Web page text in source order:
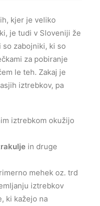
kjer je veliko
je tudi v Sloveniji že
zabojniki, ki so
za pobiranje
le teh. Zakaj je
iztrebkov, pa
iztrebkom okužijo
in druge
mehek oz. trd
iztrebkov
ki kažejo na